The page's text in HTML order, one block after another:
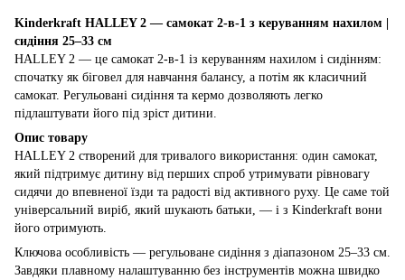
Kinderkraft HALLEY 2 — самокат 2-в-1 з керуванням нахилом |
сидіння 25–33 см
HALLEY 2 — це самокат 2-в-1 із керуванням нахилом і сидінням:
спочатку як біговел для навчання балансу, а потім як класичний
самокат. Регульовані сидіння та кермо дозволяють легко
підлаштувати його під зріст дитини.
Опис товару
HALLEY 2 створений для тривалого використання: один самокат,
який підтримує дитину від перших спроб утримувати рівновагу
сидячи до впевненої їзди та радості від активного руху. Це саме той
універсальний виріб, який шукають батьки, — і з Kinderkraft вони
його отримують.
Ключова особливість — регульоване сидіння з діапазоном 25–33 см.
Завдяки плавному налаштуванню без інструментів можна швидко